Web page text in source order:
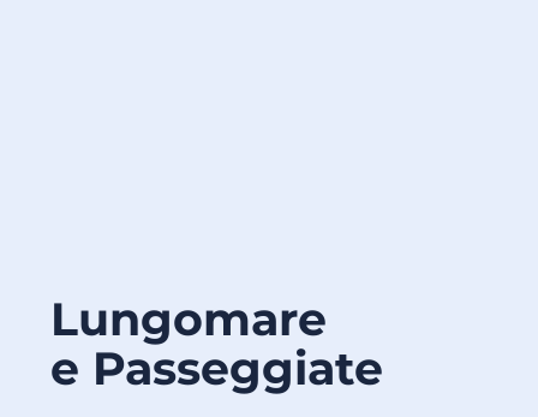
Lungomare
e Passeggiate